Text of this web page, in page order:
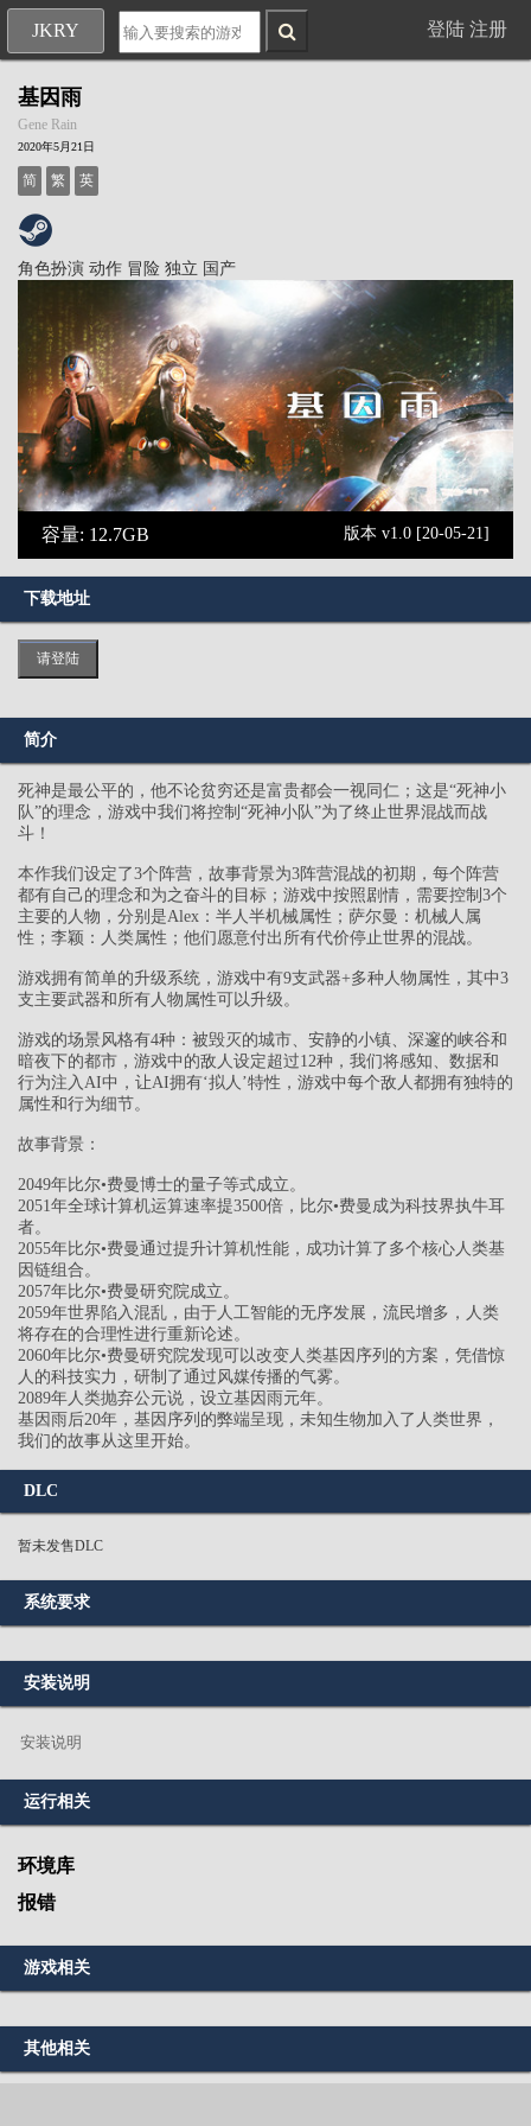
JKRY 登陆 注册
基因雨
Gene Rain
2020年5月21日
简 繁 英
角色扮演 动作 冒险 独立 国产
容量: 12.7GB 版本 v1.0 [20-05-21]
下载地址
请登陆
简介
死神是最公平的，他不论贫穷还是富贵都会一视同仁；这是“死神小
队”的理念，游戏中我们将控制“死神小队”为了终止世界混战而战
斗！
本作我们设定了3个阵营，故事背景为3阵营混战的初期，每个阵营
都有自己的理念和为之奋斗的目标；游戏中按照剧情，需要控制3个
主要的人物，分别是Alex：半人半机械属性；萨尔曼：机械人属
性；李颖：人类属性；他们愿意付出所有代价停止世界的混战。
游戏拥有简单的升级系统，游戏中有9支武器+多种人物属性，其中3
支主要武器和所有人物属性可以升级。
游戏的场景风格有4种：被毁灭的城市、安静的小镇、深邃的峡谷和
暗夜下的都市，游戏中的敌人设定超过12种，我们将感知、数据和
行为注入AI中，让AI拥有‘拟人’特性，游戏中每个敌人都拥有独特的
属性和行为细节。
故事背景：
2049年比尔•费曼博士的量子等式成立。
2051年全球计算机运算速率提3500倍，比尔•费曼成为科技界执牛耳
者。
2055年比尔•费曼通过提升计算机性能，成功计算了多个核心人类基
因链组合。
2057年比尔•费曼研究院成立。
2059年世界陷入混乱，由于人工智能的无序发展，流民增多，人类
将存在的合理性进行重新论述。
2060年比尔•费曼研究院发现可以改变人类基因序列的方案，凭借惊
人的科技实力，研制了通过风媒传播的气雾。
2089年人类抛弃公元说，设立基因雨元年。
基因雨后20年，基因序列的弊端呈现，未知生物加入了人类世界，
我们的故事从这里开始。
DLC
暂未发售DLC
系统要求
安装说明
安装说明
运行相关
环境库
报错
游戏相关
其他相关